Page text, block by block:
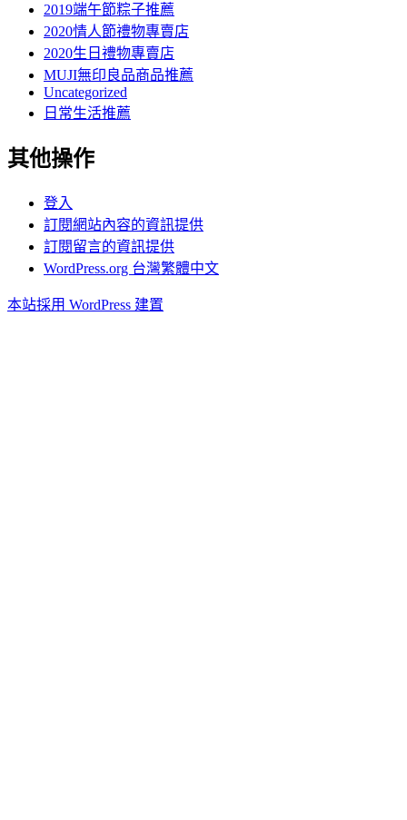
2019端午節粽子推薦
2020情人節禮物專賣店
2020生日禮物專賣店
MUJI無印良品商品推薦
Uncategorized
日常生活推薦
其他操作
登入
訂閱網站內容的資訊提供
訂閱留言的資訊提供
WordPress.org 台灣繁體中文
本站採用 WordPress 建置